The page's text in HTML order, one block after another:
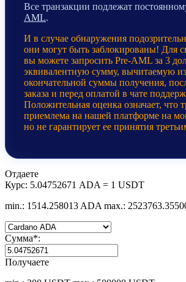
Все транзакции подлежат
AML.
И в случае обнаружения
они могут быть заблокированы! Для
вы можете запросить Pre-AML за 3
эквивалентную сумму, вычитаемую из
окончательной суммы получения,
заказа и перед оплатой в чате
Положительная оценка означает, что
приемлема на нашей платформе на
но не гарантирует ее принятия
Отдаете
Курс: 5.04752671 ADA = 1 USDT
min.: 1514.258013 ADA max.:
Сумма*:
Получаете